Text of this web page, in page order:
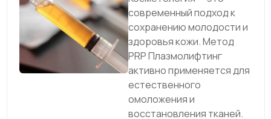
современный подход к
сохранению молодости и
здоровья кожи. Метод
PRP Плазмолифтинг
активно применяется для
естественного
омоложения и
восстановления тканей.